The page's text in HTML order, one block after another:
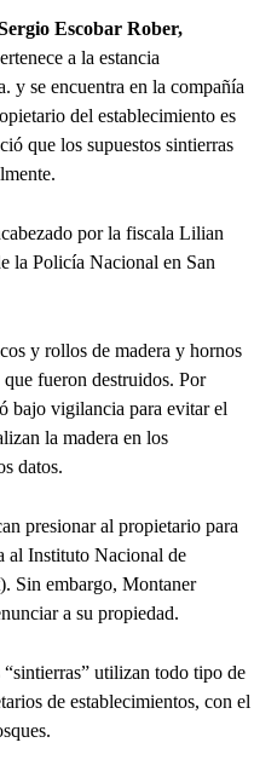
Escobar Rober,
a la estancia
y se encuentra en la compañía
del establecimiento es
que los supuestos sintierras
por la fiscala Lilian
la Policía Nacional en San
y rollos de madera y hornos
fueron destruidos. Por
bajo vigilancia para evitar el
la madera en los
datos.
presionar al propietario para
al Instituto Nacional de
Sin embargo, Montaner
a su propiedad.
utilizan todo tipo de
de establecimientos, con el